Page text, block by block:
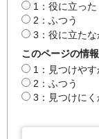
1：役に立った
2：ふつう
3：役に立たな
このページの情
1：見つけやす
2：ふつう
3：見つけにく